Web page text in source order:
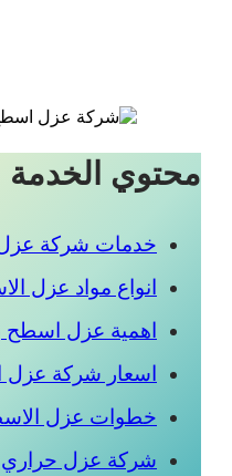
محتوي الخدمة
خدمات شركة عزل
انواع مواد عزل
اهمية عزل اسطح
اسعار شركة عزل
خطوات عزل
شركة عزل حراري